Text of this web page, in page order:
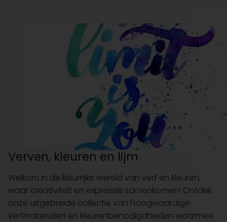
Verven, kleuren en lijm
Welkom in de kleurrijke wereld van verf en kleuren,
waar creativiteit en expressie samenkomen! Ontdek
onze uitgebreide collectie van hoogwaardige
verfmaterialen en kleurenbenodigdheden waarmee